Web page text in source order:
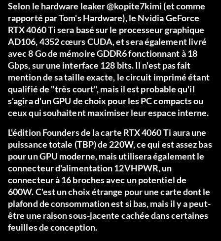
Selon le hardware leaker @kopite7kimi (et comme
rapporté par Tom's Hardware), le Nvidia GeForce
RTX 4060 Ti sera basé sur le processeur graphique
AD106, 4352 cœurs CUDA, et sera également livré
avec 8 Go de mémoire GDDR6 fonctionnant à 18
Gbps, sur une interface 128 bits. Il n'est pas fait
mention de sa taille exacte, le circuit imprimé étant
qualifié de "très court", mais il est probable qu'il
s'agira d'un GPU de choix pour les PC compacts ou
ceux qui souhaitent maximiser leur espace interne.
L'édition Founders de la carte RTX 4060 Ti aura une
puissance totale (TBP) de 220W, ce qui est assez bas
pour un GPU moderne, mais utilisera également le
connecteur d'alimentation 12VHPWR, un
connecteur à 16 broches avec un potentiel de
600W. C'est un choix étrange pour une carte dont le
plafond de consommation est si bas, mais il y a peut-
être une raison sous-jacente cachée dans certaines
feuilles de conception.